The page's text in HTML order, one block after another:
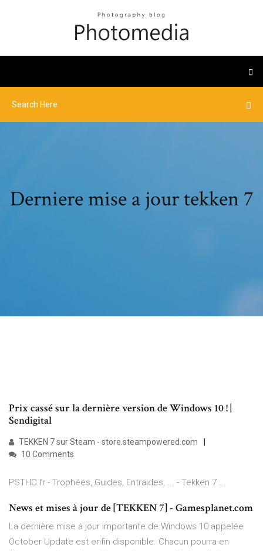
Derniere mise a jour tekken 7
Prix cassé sur la dernière version de Windows 10 ! |
Sendigital
TEKKEN 7 sur Steam - store.steampowered.com
10 Comments
PSTHC.fr - Trophées, Guides, Entraides, ... - Tekken 7 ...
News et mises à jour de [TEKKEN 7] - Gamesplanet.com
La dernière mise à jour importante de Windows 10 appelée
October Update est enfin disponible. Chacun pourra en